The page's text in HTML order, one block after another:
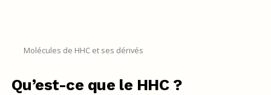
Molécules de HHC et ses dérivés
Qu’est-ce que le HHC ?